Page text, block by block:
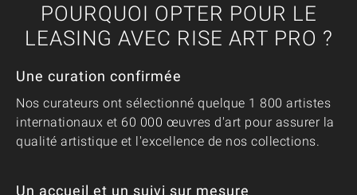
POURQUOI OPTER POUR LE
LEASING AVEC RISE ART PRO ?
Une curation confirmée
Nos curateurs ont sélectionné quelque 1 800 artistes
internationaux et 60 000 œuvres d'art pour assurer la
qualité artistique et l'excellence de nos collections.
Un accueil et un suivi sur mesure